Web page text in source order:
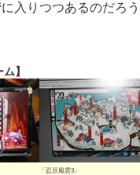
入りつつあるのだろう
】
「忍豆風雲3」